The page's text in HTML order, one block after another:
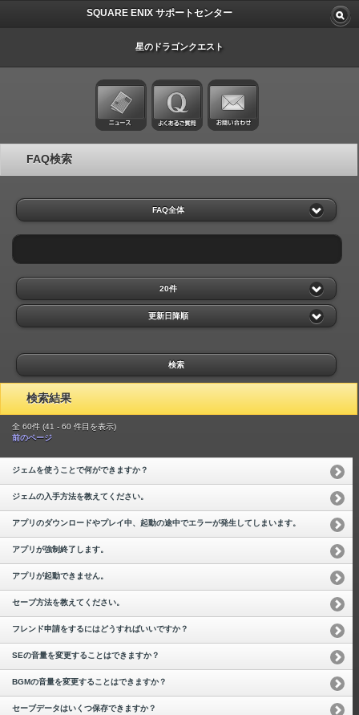
SQUARE ENIX サポートセンター
星のドラゴンクエスト
FAQ検索
FAQ全体
20件
更新日降順
検索
検索結果
全 60件 (41 - 60 件目を表示)
前のページ
ジェムを使うことで何ができますか？
ジェムの入手方法を教えてください。
アプリのダウンロードやプレイ中、起動の途中でエラーが発生してしまいます。
アプリが強制終了します。
アプリが起動できません。
セーブ方法を教えてください。
フレンド申請をするにはどうすればいいですか？
SEの音量を変更することはできますか？
BGMの音量を変更することはできますか？
セーブデータはいくつ保存できますか？